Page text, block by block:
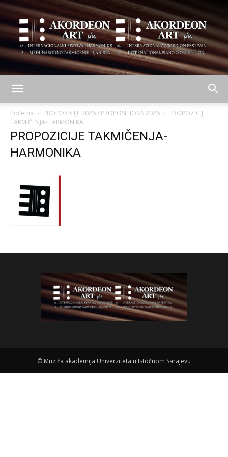
ART
Početna PROPOZICIJE 2026 / PROPOSITIONS 2026
PROPOZICIJE
TAKMIČENJA-HARMONIKA
PROPOZICIJE TAKMIČENJA-
HARMONIKA
© Muziča akademija Univerziteta u Istočnom Sarajevu